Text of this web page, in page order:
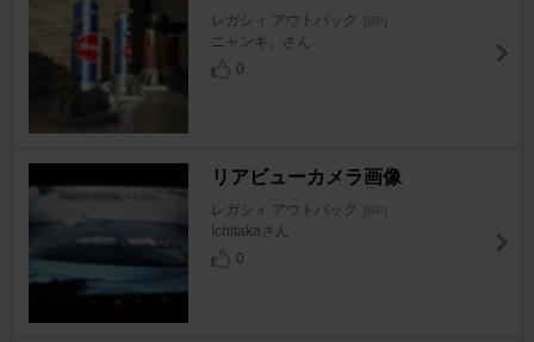
レガシィ アウトバック [BP]
ニャンギ。さん
0
リアビューカメラ画像
レガシィ アウトバック [BP]
Ichitakaさん
0